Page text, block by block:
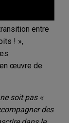
entre
! »,
œuvre de
soit pas «
des